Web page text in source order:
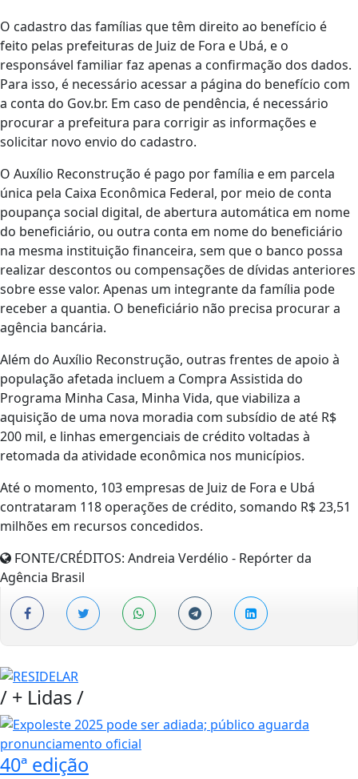
O cadastro das famílias que têm direito ao benefício é
feito pelas prefeituras de Juiz de Fora e Ubá, e o
responsável familiar faz apenas a confirmação dos dados.
Para isso, é necessário acessar a página do benefício com
a conta do Gov.br. Em caso de pendência, é necessário
procurar a prefeitura para corrigir as informações e
solicitar novo envio do cadastro.
O Auxílio Reconstrução é pago por família e em parcela
única pela Caixa Econômica Federal, por meio de conta
poupança social digital, de abertura automática em nome
do beneficiário, ou outra conta em nome do beneficiário
na mesma instituição financeira, sem que o banco possa
realizar descontos ou compensações de dívidas anteriores
sobre esse valor. Apenas um integrante da família pode
receber a quantia. O beneficiário não precisa procurar a
agência bancária.
Além do Auxílio Reconstrução, outras frentes de apoio à
população afetada incluem a Compra Assistida do
Programa Minha Casa, Minha Vida, que viabiliza a
aquisição de uma nova moradia com subsídio de até R$
200 mil, e linhas emergenciais de crédito voltadas à
retomada da atividade econômica nos municípios.
Até o momento, 103 empresas de Juiz de Fora e Ubá
contrataram 118 operações de crédito, somando R$ 23,51
milhões em recursos concedidos.
FONTE/CRÉDITOS: Andreia Verdélio - Repórter da
Agência Brasil
/ + Lidas/
40ª edição